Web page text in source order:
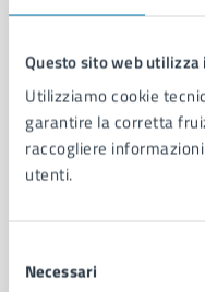
Questo sito web utilizza
Utilizziamo cookie
garantire la corretta
raccogliere
utenti.
delNecessari
Comune di
AMMINISTRAZIONE
Aree amministrative
Organi di governo
Municipalità
Personale amministrativo